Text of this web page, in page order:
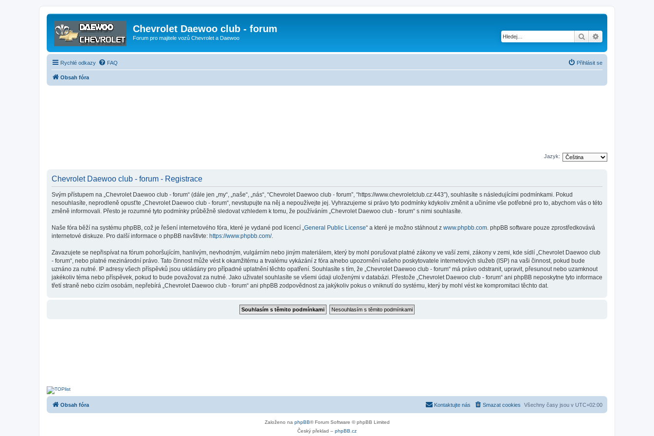
Chevrolet Daewoo club - forum
Forum pro majitele vozů Chevrolet a Daewoo Hledat
Rychlé odkazy FAQ Přihlásit se
Obsah fóra
Jazyk:
Chevrolet Daewoo club - forum - Registrace
Svým přístupem na „Chevrolet Daewoo club - forum“ (dále jen „my“, „naše“, „nás“, “Chevrolet Daewoo club - forum”, “https://www.chevroletclub.cz:443”), souhlasíte s následujícími podmínkami. Pokud
nesouhlasíte, neprodleně opusťte „Chevrolet Daewoo club - forum“, nevstupujte na něj a nepoužívejte jej. Vyhrazujeme si právo tyto podmínky kdykoliv změnit a učiníme vše potřebné pro to, abychom vás o této
změně informovali. Přesto je rozumné tyto podmínky průběžně sledovat vzhledem k tomu, že používáním „Chevrolet Daewoo club - forum“ s nimi souhlasíte.
Naše fóra běží na systému phpBB, což je řešení internetového fóra, které je vydané pod licencí „General Public License“ a které je možno stáhnout z www.phpbb.com. phpBB software pouze zprostředkovává
internetové diskuze. Pro další informace o phpBB navštivte: https://www.phpbb.com/.
Zavazujete se nepřispívat na fórum pohoršujícím, hanlivým, nevhodným, vulgárním nebo jiným materiálem, který by mohl porušovat platné zákony ve vaší zemi, zákony v zemi, kde sídlí „Chevrolet Daewoo club
- forum“, nebo platné mezinárodní právo. Tato činnost může vést k okamžitému a trvalému vykázání z fóra a/nebo upozornění vašeho poskytovatele internetových služeb (ISP) na vaši činnost, pokud bude
uznáno za nutné. IP adresy všech příspěvků jsou ukládány pro případné uplatnění těchto opatření. Souhlasíte s tím, že „Chevrolet Daewoo club - forum“ má právo odstranit, upravit, přesunout nebo uzamknout
jakékoliv téma nebo příspěvek, pokud to bude považovat za nutné. Jako uživatel souhlasíte se všemi údaji uloženými v databázi. Přestože „Chevrolet Daewoo club - forum“ ani phpBB neposkytne tyto informace
třetí straně nebo cizím osobám, nepřebírá „Chevrolet Daewoo club - forum“ ani phpBB zodpovědnost za jakýkoliv pokus o vniknutí do systému, který by mohl vést ke kompromitaci těchto dat.
Obsah fóra Všechny časy jsou v UTC+02:00
Smazat cookies
Kontaktujte nás
Založeno na phpBB® Forum Software © phpBB Limited
Český překlad – phpBB.cz